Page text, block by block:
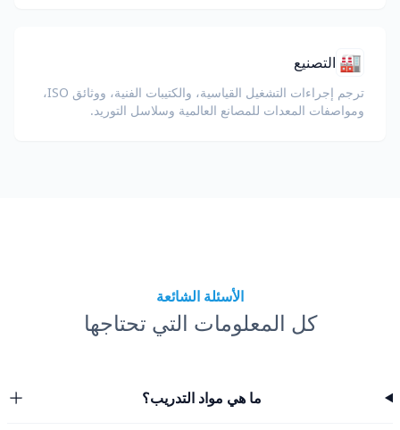
🏭 التصنيع
ترجم إجراءات التشغيل القياسية، والكتيبات الفنية، ووثائق ISO،
ومواصفات المعدات للمصانع العالمية وسلاسل التوريد.
الأسئلة الشائعة
كل المعلومات التي تحتاجها
ما هي مواد التدريب؟